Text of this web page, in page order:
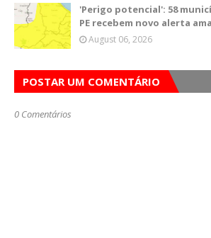
'Perigo potencial': 58
PE recebem novo alerta
August 06, 2026
POSTAR UM COMENTÁRIO
0 Comentários